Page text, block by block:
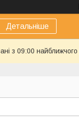
Детальніше
з 09:00